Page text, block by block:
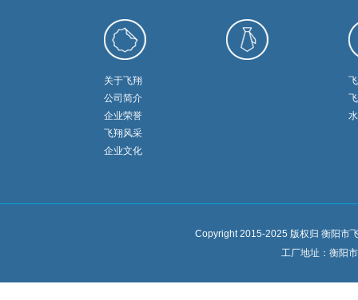
关于飞翔
公司简介
企业荣誉
飞翔风采
企业文化
Copyright 2015-2025 版权归 衡阳市
工厂地址：衡阳